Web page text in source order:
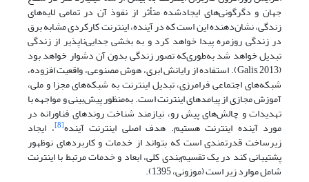
جهان و دگرگونی‌های ایجادشده متأثر از نفوذ آن در تمامی لایه‌های
زندگی، نشان‌دهنده این است که در آینده، اینترنت کارکردی مشابه برق
در زندگی روزمره پیدا خواهد کرد و به بخشی جدایی‌ناپذیر از زندگی
تبدیل خواهد شد به‌طوری‌که تصور زندگی بدون آن دشوار خواهد بود
(Galis, 2013). استفاده از رایانش ابری، هوش مصنوعی، واقعیت افزوده،
شبکه‌های اجتماعی فرامرزی، تبدیل اینترنت به شبکه‌های مجزا و ملی،
آموزش مجازی از پیامدهای اینترنت است. به‌منظور پیش‌بینی و مواجهه با
تهدیدات و چالش‌های پیش رو، نیازمند شناخت روندهای فناورانه در
مورد آینده اینترنت هستیم. هدف اصلی اینترنت آینده[8] ، ایجاد
زیرساخت قدرتمندی است که بتواند از خدمات و کاربردهای نوظهور
پشتیبانی کند در یک تقسیم‌بندی کلی، ابعاد و خدمات مرتبط با اینترنت
شامل موارد زیر است (موزونی، 1395).